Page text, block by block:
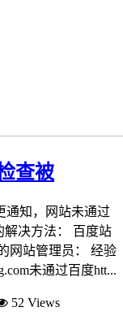
查被
通知，网站未通过
解决方法： 百度站
网站管理员： 经验
未通过百度htt...
52 Views